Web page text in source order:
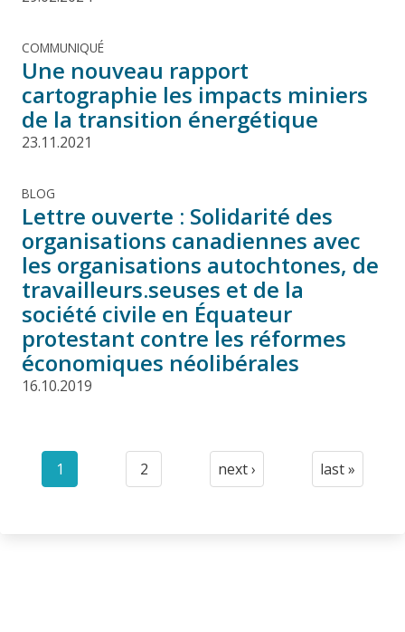
COMMUNIQUÉ
Une nouveau rapport
cartographie les impacts miniers
de la transition énergétique
23.11.2021
BLOG
Lettre ouverte : Solidarité des
organisations canadiennes avec
les organisations autochtones, de
travailleurs.seuses et de la
société civile en Équateur
protestant contre les réformes
économiques néolibérales
16.10.2019
Pagination
Current
1
Page
2
Next
next ›
Last
last »